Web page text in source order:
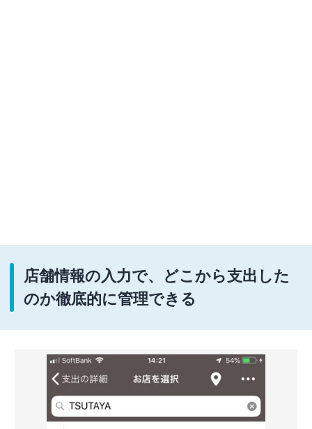
店舗情報の入力で、どこから支出した
のか徹底的に管理できる